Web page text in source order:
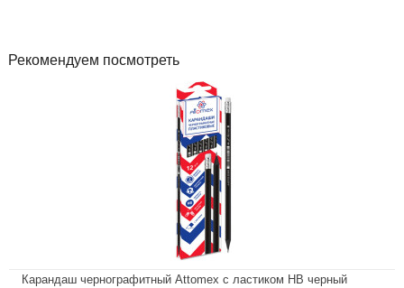
Рекомендуем посмотреть
Карандаш чернографитный Attomex с ластиком НВ черный